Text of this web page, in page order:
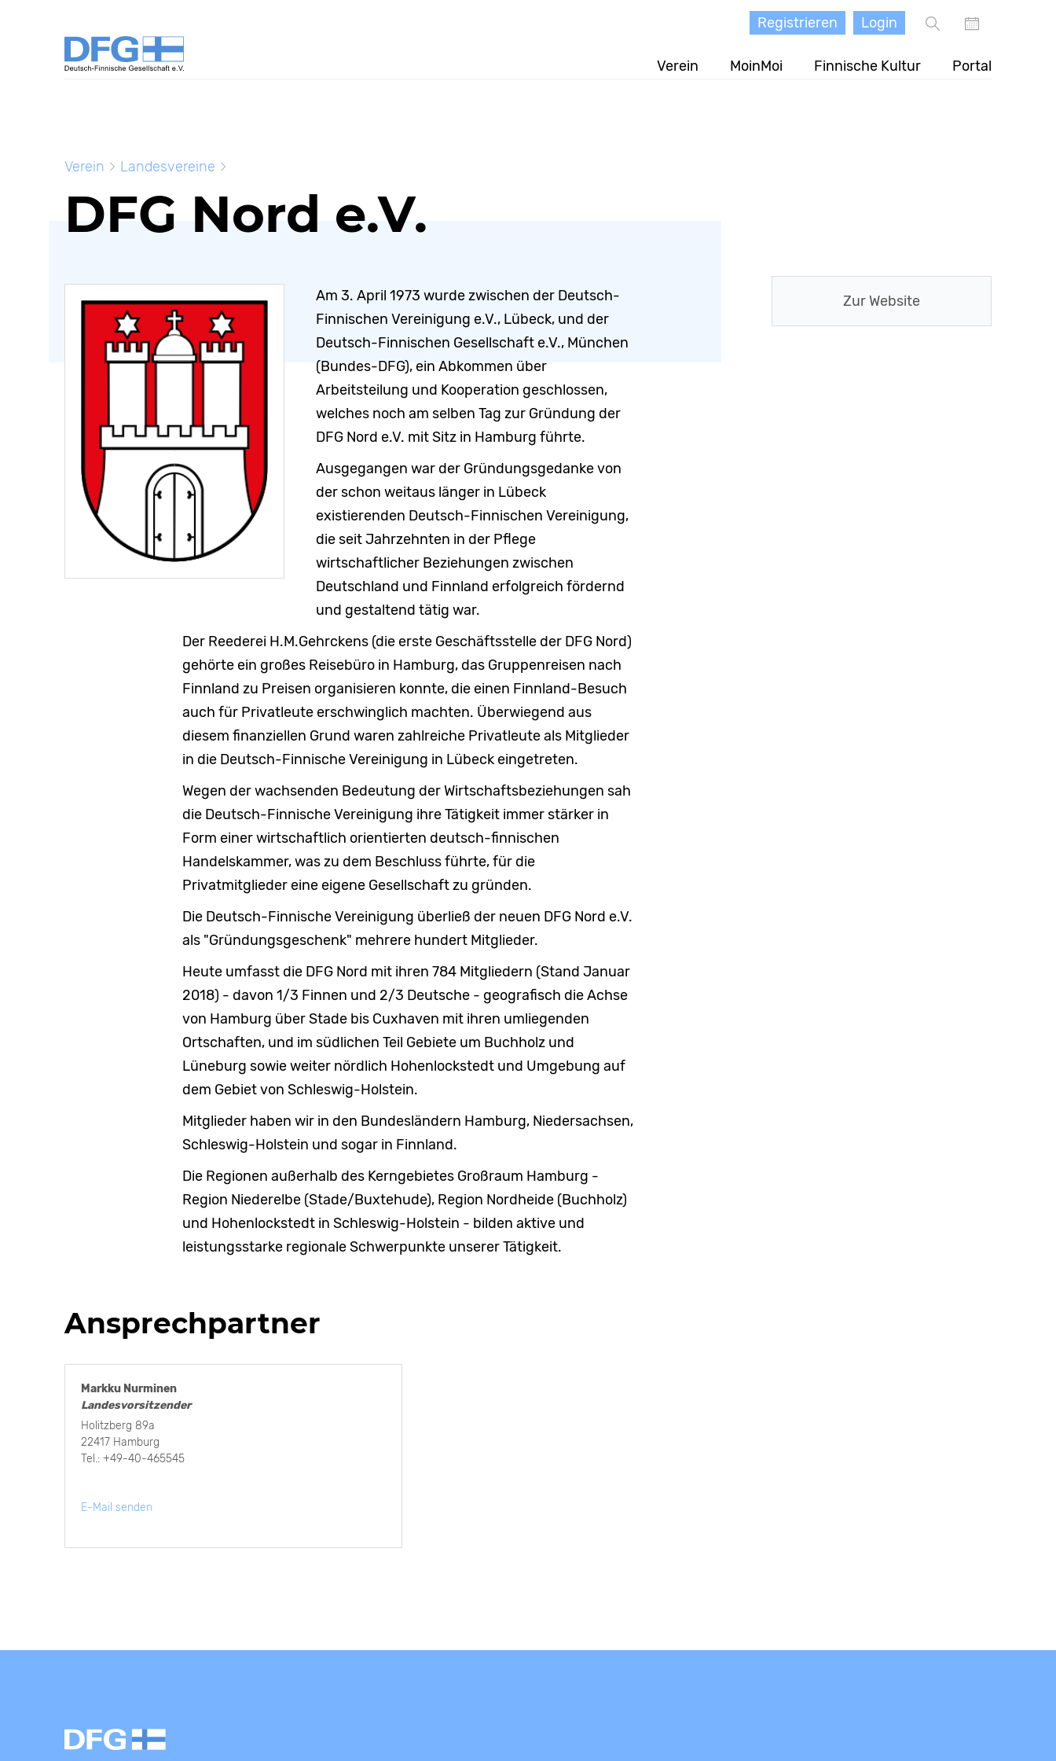
Verein MoinMoi Finnische Kultur Portal
Registrieren Login
Verein Landesvereine
DFG Nord e.V.
Am 3. April 1973 wurde zwischen der Deutsch-
Finnischen Vereinigung e.V., Lübeck, und der
Deutsch-Finnischen Gesellschaft e.V., München
(Bundes-DFG), ein Abkommen über
Arbeitsteilung und Kooperation geschlossen,
welches noch am selben Tag zur Gründung der
DFG Nord e.V. mit Sitz in Hamburg führte.
Ausgegangen war der Gründungsgedanke von
der schon weitaus länger in Lübeck
existierenden Deutsch-Finnischen Vereinigung,
die seit Jahrzehnten in der Pflege
wirtschaftlicher Beziehungen zwischen
Deutschland und Finnland erfolgreich fördernd
und gestaltend tätig war.
Der Reederei H.M.Gehrckens (die erste Geschäftsstelle der DFG Nord)
gehörte ein großes Reisebüro in Hamburg, das Gruppenreisen nach
Finnland zu Preisen organisieren konnte, die einen Finnland-Besuch
auch für Privatleute erschwinglich machten. Überwiegend aus
diesem finanziellen Grund waren zahlreiche Privatleute als Mitglieder
in die Deutsch-Finnische Vereinigung in Lübeck eingetreten.
Wegen der wachsenden Bedeutung der Wirtschaftsbeziehungen sah
die Deutsch-Finnische Vereinigung ihre Tätigkeit immer stärker in
Form einer wirtschaftlich orientierten deutsch-finnischen
Handelskammer, was zu dem Beschluss führte, für die
Privatmitglieder eine eigene Gesellschaft zu gründen.
Die Deutsch-Finnische Vereinigung überließ der neuen DFG Nord e.V.
als "Gründungsgeschenk" mehrere hundert Mitglieder.
Heute umfasst die DFG Nord mit ihren 784 Mitgliedern (Stand Januar
2018) - davon 1/3 Finnen und 2/3 Deutsche - geografisch die Achse
von Hamburg über Stade bis Cuxhaven mit ihren umliegenden
Ortschaften, und im südlichen Teil Gebiete um Buchholz und
Lüneburg sowie weiter nördlich Hohenlockstedt und Umgebung auf
dem Gebiet von Schleswig-Holstein.
Mitglieder haben wir in den Bundesländern Hamburg, Niedersachsen,
Schleswig-Holstein und sogar in Finnland.
Die Regionen außerhalb des Kerngebietes Großraum Hamburg -
Region Niederelbe (Stade/Buxtehude), Region Nordheide (Buchholz)
und Hohenlockstedt in Schleswig-Holstein - bilden aktive und
leistungsstarke regionale Schwerpunkte unserer Tätigkeit.
Ansprechpartner
Markku Nurminen
Landesvorsitzender
Holitzberg 89a
22417 Hamburg
Tel.: +49-40-465545
E-Mail senden
Zur Website